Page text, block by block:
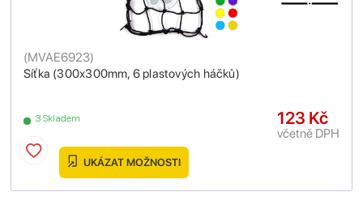
Síťka (300x300mm, 6 plastových háčků)
(MVAE6923)
3 Skladem 123 Kč
včetně DPH
UKÁZAT MOŽNOSTI